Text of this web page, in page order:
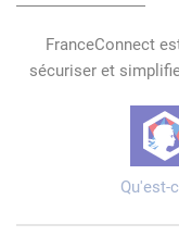
FranceConnect
sécuriser et
Qu'est-